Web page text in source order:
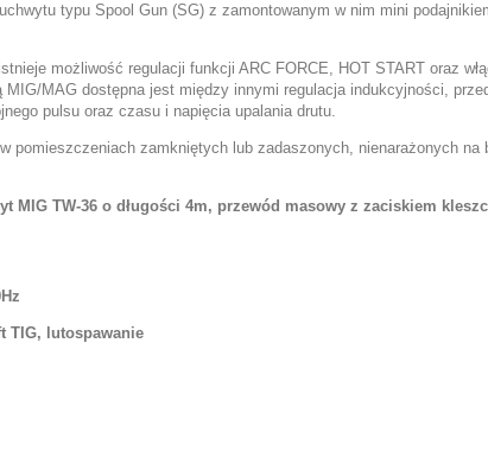
typu Spool Gun (SG) z zamontowanym w nim mini
możliwość regulacji funkcji ARC FORCE, HOT START oraz
MAG dostępna jest między innymi regulacja indukcyjności,
pulsu oraz czasu i napięcia upalania drutu.
pomieszczeniach zamkniętych lub zadaszonych, nienarażonych na
MIG TW-36 o długości 4m, przewód masowy z zaciskiem
TIG, lutospawanie